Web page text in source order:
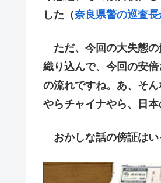
した（奈良県警の巡査
ただ、今回の大失態の
織り込んで、今回の安
の流れですね。あ、そ
やらチャイナやら、日
おかしな話の傍証はい